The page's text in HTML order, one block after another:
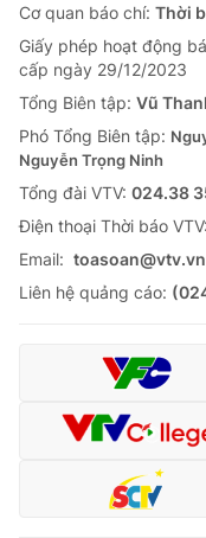
Cơ quan báo chí: Thời
Giấy phép hoạt động
cấp ngày 29/12/2023
Tổng Biên tập: Vũ
Phó Tổng Biên tập:
Nguyễn Trọng Ninh
Tổng đài VTV: 024.38
Ðiện thoại Thời báo VTV:
Email: toasoan@vtv.vn
Liên hệ quảng cáo: